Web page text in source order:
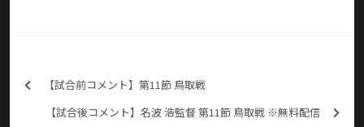
【試合前コメント】第11節 鳥取戦
【試合後コメント】名波 浩監督 第11節 鳥取戦 ※無料配信